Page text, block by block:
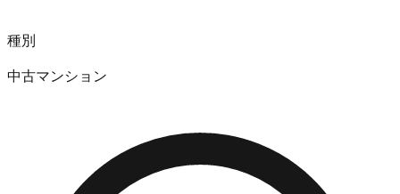
種別
中古マンション